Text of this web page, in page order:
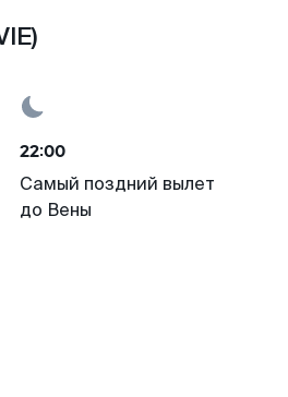
22:00
Самый поздний вылет
до Вены